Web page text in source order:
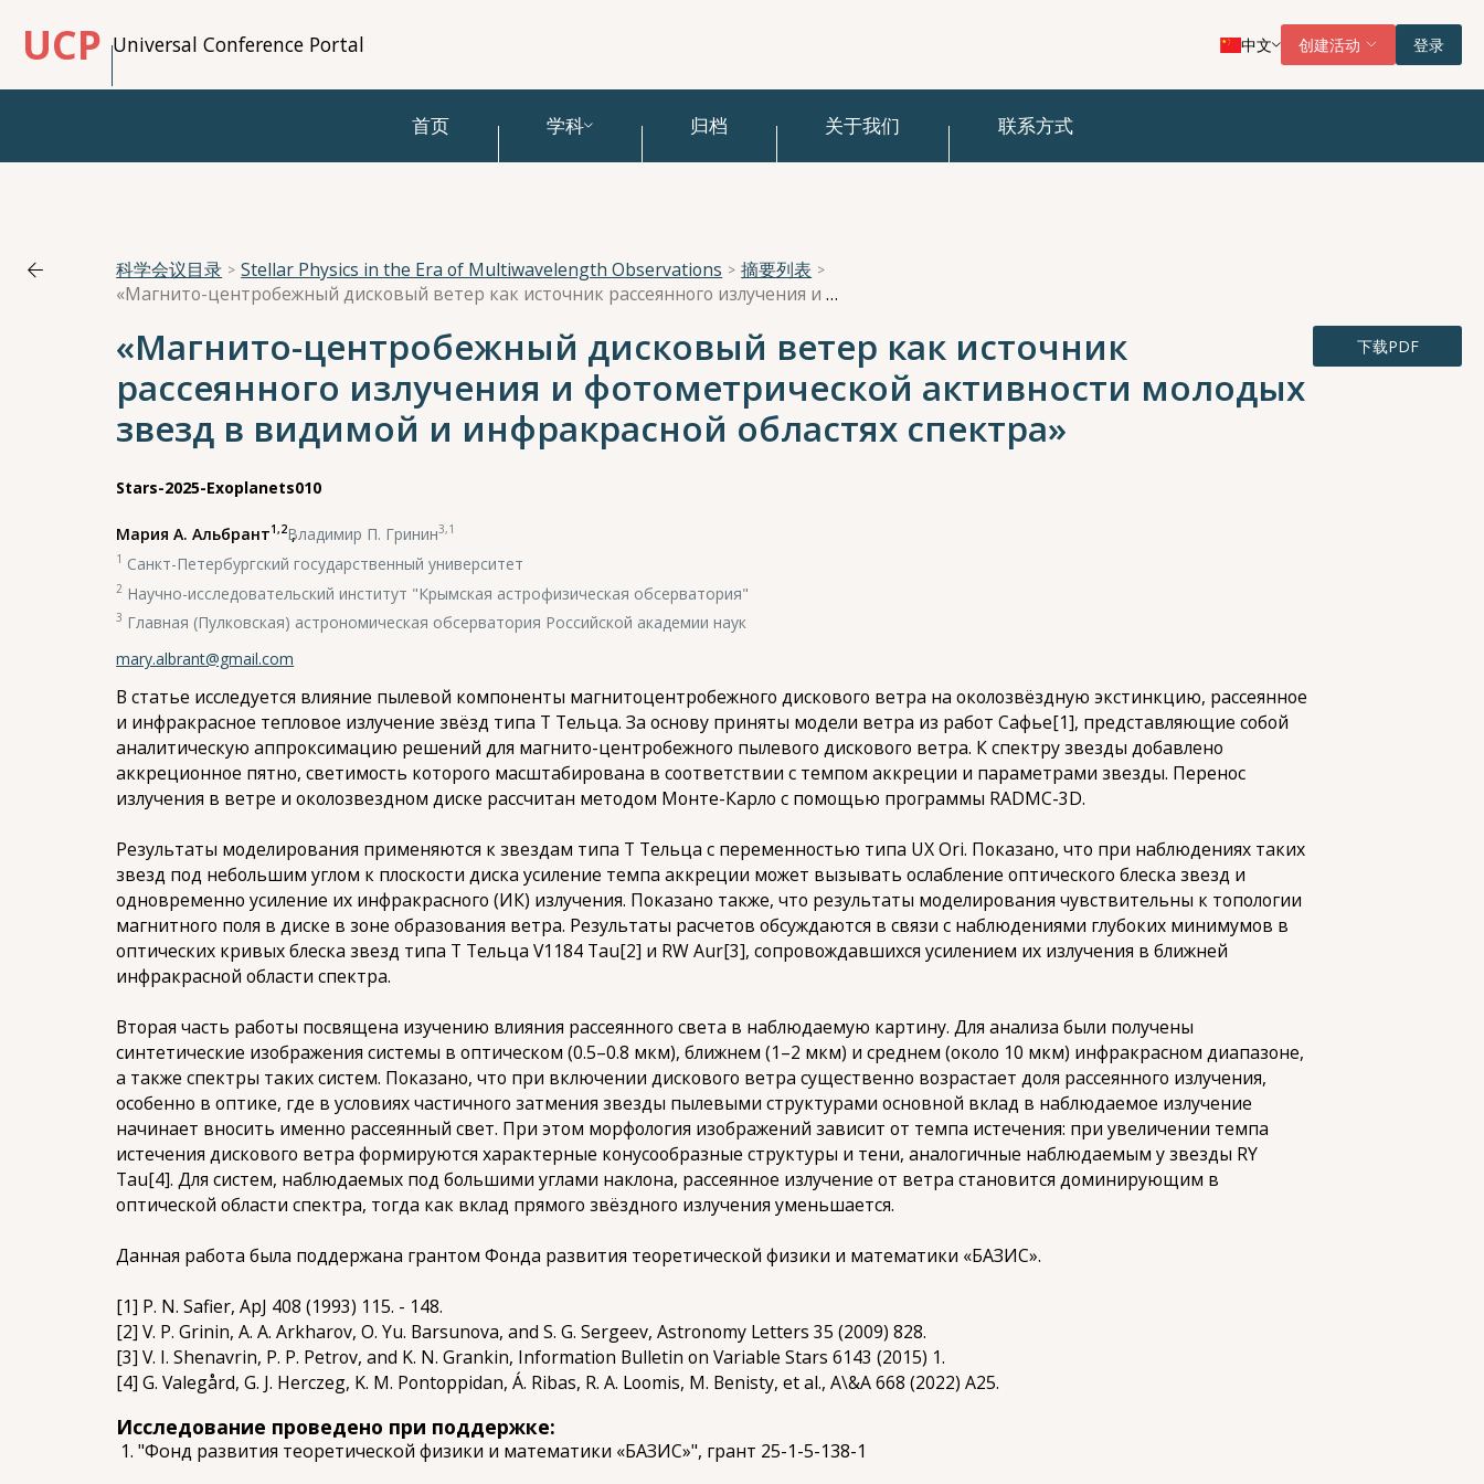
UCP Universal Conference Portal 中文 创建活动 登录
首页 学科 归档 关于我们 联系方式
科学会议目录 Stellar Physics in the Era of Multiwavelength Observations
摘要列表
«Магнито-центробежный дисковый ветер как источник рассеянного излучения и фотометрической активности молодых звезд в видимой и инфракрасной областях спектра»
«Магнито-центробежный дисковый ветер как источник
рассеянного излучения и фотометрической активности молодых
звезд в видимой и инфракрасной областях спектра»
Stars-2025-Exoplanets010
Мария А. Альбрант1,2,
Владимир П. Гринин3,1
1 Санкт-Петербургский государственный университет
2 Научно-исследовательский институт "Крымская астрофизическая обсерватория"
3 Главная (Пулковская) астрономическая обсерватория Российской академии наук
mary.albrant@gmail.com
В статье исследуется влияние пылевой компоненты магнитоцентробежного дискового ветра на околозвёздную экстинкцию, рассеянное
и инфракрасное тепловое излучение звёзд типа Т Тельца. За основу приняты модели ветра из работ Сафье[1], представляющие собой
аналитическую аппроксимацию решений для магнито-центробежного пылевого дискового ветра. К спектру звезды добавлено
аккреционное пятно, светимость которого масштабирована в соответствии с темпом аккреции и параметрами звезды. Перенос
излучения в ветре и околозвездном диске рассчитан методом Монте-Карло с помощью программы RADMC-3D.
Результаты моделирования применяются к звездам типа T Тельца с переменностью типа UX Ori. Показано, что при наблюдениях таких
звезд под небольшим углом к плоскости диска усиление темпа аккреции может вызывать ослабление оптического блеска звезд и
одновременно усиление их инфракрасного (ИК) излучения. Показано также, что результаты моделирования чувствительны к топологии
магнитного поля в диске в зоне образования ветра. Результаты расчетов обсуждаются в связи с наблюдениями глубоких минимумов в
оптических кривых блеска звезд типа T Тельца V1184 Tau[2] и RW Aur[3], сопровождавшихся усилением их излучения в ближней
инфракрасной области спектра.
Вторая часть работы посвящена изучению влияния рассеянного света в наблюдаемую картину. Для анализа были получены
синтетические изображения системы в оптическом (0.5–0.8 мкм), ближнем (1–2 мкм) и среднем (около 10 мкм) инфракрасном диапазоне,
а также спектры таких систем. Показано, что при включении дискового ветра существенно возрастает доля рассеянного излучения,
особенно в оптике, где в условиях частичного затмения звезды пылевыми структурами основной вклад в наблюдаемое излучение
начинает вносить именно рассеянный свет. При этом морфология изображений зависит от темпа истечения: при увеличении темпа
истечения дискового ветра формируются характерные конусообразные структуры и тени, аналогичные наблюдаемым у звезды RY
Tau[4]. Для систем, наблюдаемых под большими углами наклона, рассеянное излучение от ветра становится доминирующим в
оптической области спектра, тогда как вклад прямого звёздного излучения уменьшается.
Данная работа была поддержана грантом Фонда развития теоретической физики и математики «БАЗИС».
[1] P. N. Safier, ApJ 408 (1993) 115. - 148.
[2] V. P. Grinin, A. A. Arkharov, O. Yu. Barsunova, and S. G. Sergeev, Astronomy Letters 35 (2009) 828.
[3] V. I. Shenavrin, P. P. Petrov, and K. N. Grankin, Information Bulletin on Variable Stars 6143 (2015) 1.
[4] G. Valegård, G. J. Herczeg, K. M. Pontoppidan, Á. Ribas, R. A. Loomis, M. Benisty, et al., A\&A 668 (2022) A25.
Исследование проведено при поддержке:
"Фонд развития теоретической физики и математики «БАЗИС»", грант 25-1-5-138-1
下载PDF